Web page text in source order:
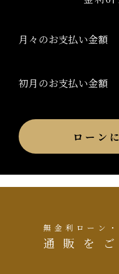
月々のお支払い金額
初月のお支払い金額
ローン
無金利ローン
通販を